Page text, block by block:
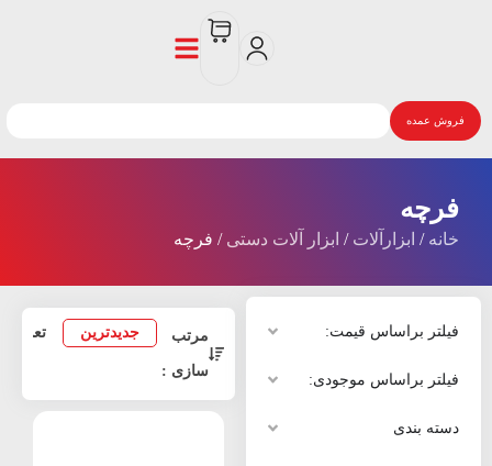
فروش عمده
فرچه
خانه / ابزارآلات / ابزار آلات دستی / فرچه
فیلتر براساس قیمت:
فیلتر براساس موجودی:
دسته بندی
مرتب
سازی :
جدیدترین تعداد